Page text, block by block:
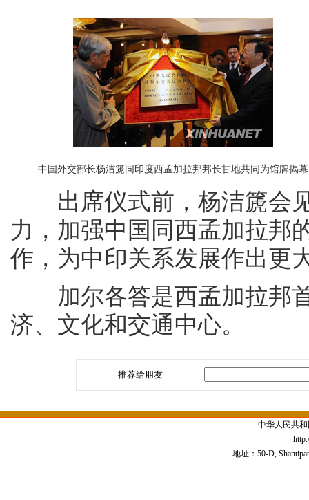
中国外交部长杨洁篪同印度西孟加拉邦邦长甘地共同为馆牌揭幕
出席仪式前，杨洁篪会见
力，加强中国同西孟加拉邦
作，为中印关系发展作出更
加尔各答是西孟加拉邦首
济、文化和交通中心。
推荐给朋友
中华人民共
地址：50-D,